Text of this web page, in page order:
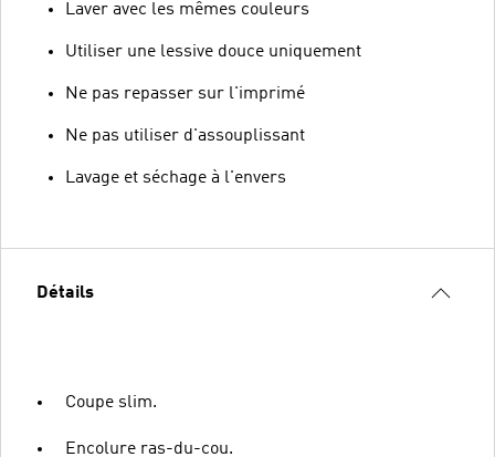
Laver avec les mêmes couleurs
Utiliser une lessive douce uniquement
Ne pas repasser sur l'imprimé
Ne pas utiliser d'assouplissant
Lavage et séchage à l'envers
Détails
Coupe slim.
Encolure ras-du-cou.